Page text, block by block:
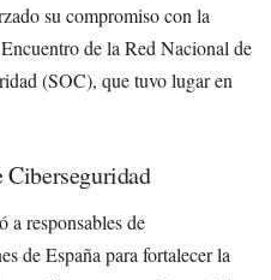
su compromiso con la
de la Red Nacional de
(SOC), que tuvo lugar en
a responsables de
de España para fortalecer la